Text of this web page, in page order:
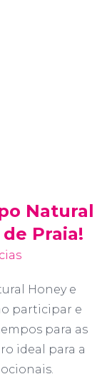
Natural
Praia!
Honey e
participar e
para as
ideal para a